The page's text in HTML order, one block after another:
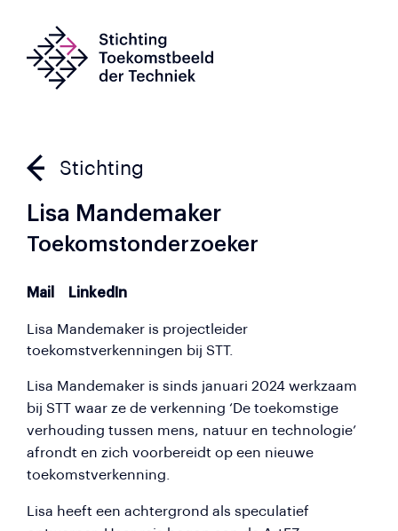
Stichting
Lisa Mandemaker
Toekomstonderzoeker
Mail LinkedIn
Lisa Mandemaker is projectleider
toekomstverkenningen bij STT.
Lisa Mandemaker is sinds januari 2024 werkzaam
bij STT waar ze de verkenning ‘De toekomstige
verhouding tussen mens, natuur en technologie’
afrondt en zich voorbereidt op een nieuwe
toekomstverkenning.
Lisa heeft een achtergrond als speculatief